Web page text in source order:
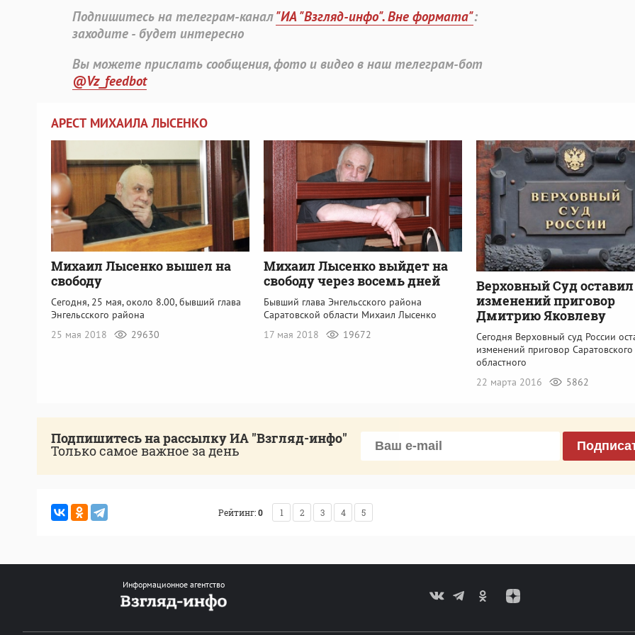
Подпишитесь на телеграм-канал"ИА "Взгляд-инфо". Вне формата":
заходите - будет интересно
Вы можете прислать сообщения, фото и видео в наш телеграм-бот
@Vz_feedbot
АРЕСТ МИХАИЛА ЛЫСЕНКО
Михаил Лысенко вышел на
свободу
Сегодня, 25 мая, около 8.00, бывший глава
Энгельсского района
25 мая 2018
29630
Михаил Лысенко выйдет на
свободу через восемь дней
Бывший глава Энгельсского района
Саратовской области Михаил Лысенко
17 мая 2018
19672
Верховный Суд оставил
изменений приговор
Дмитрию Яковлеву
Сегодня Верховный суд России
изменений приговор Саратовского
областного
22 марта 2016
5862
Подпишитесь на рассылку ИА "Взгляд-инфо"
Только самое важное за день
Рейтинг:0 1 2 3 4 5
Информационное агентство